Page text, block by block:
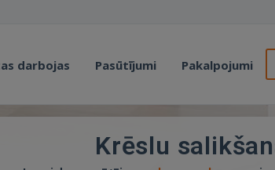
darbojas Pasūtījumi Pakalpojumi
Krēslu